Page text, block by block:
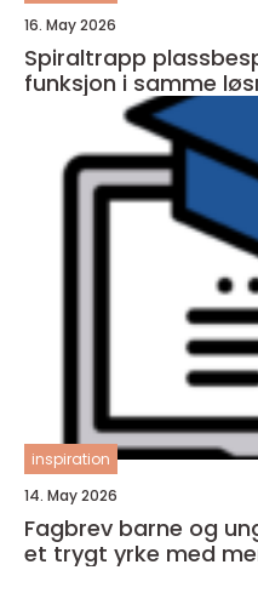
16. May 2026
Spiraltrapp plassbesparende design og
funksjon i samme
inspiration
14. May 2026
Fagbrev barne og
et trygt yrke med